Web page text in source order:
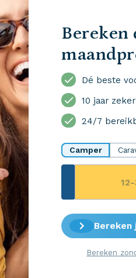
Bereken
Dé beste
10 jaar
24/7
Camper
Bereken
Bereken